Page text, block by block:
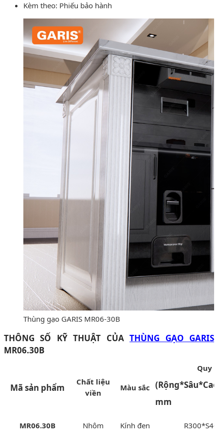
Kèm theo: Phiếu bảo hành
Thùng gạo GARIS MR06-30B
THÔNG SỐ KỸ THUẬT CỦATHÙNG GẠO GARIS
MR06.30B
Mã sản phẩm
Chất liệu
viền
Màu sắc
Quy
mm
MR06.30B Nhôm Kính đen